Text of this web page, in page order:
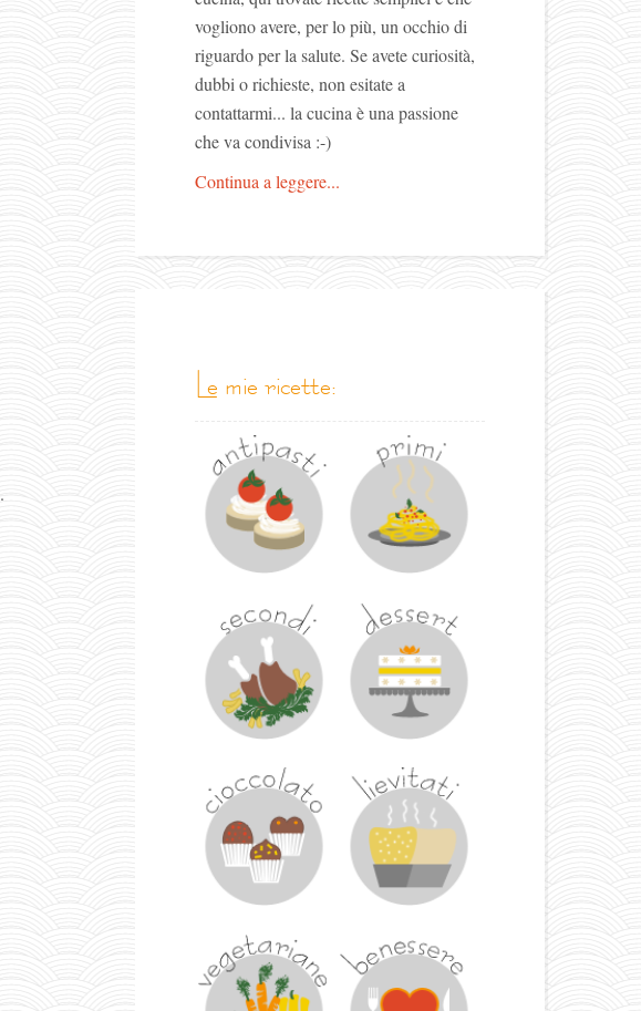
.
vogliono avere, per lo più, un occhio di
riguardo per la salute. Se avete curiosità,
dubbi o richieste, non esitate a
contattarmi... la cucina è una passione
che va condivisa :-)
Continua a leggere...
le mie ricette: